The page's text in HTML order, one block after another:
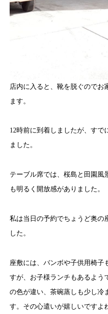
店内に入ると、靴を脱ぐのでお
ます。
12時前に到着しましたが、す
ました。
テーブル席では、桜島と田園風
も明るく開放感がありました。
私は当日の予約でちょうど奥の
した。
座敷には、バンボや子供用椅子
すが、お子様ランチもあるよう
の色が違い、茶碗蒸しも少し冷
す。その心遣いが嬉しいですよ